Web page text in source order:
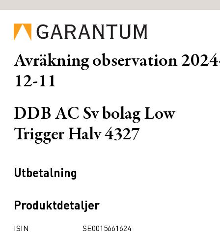
Avräkning observation
12-11
DDB AC Sv bolag Low
Trigger Halv 4327
Utbetalning
Produktdetaljer
ISIN
SE0015661624